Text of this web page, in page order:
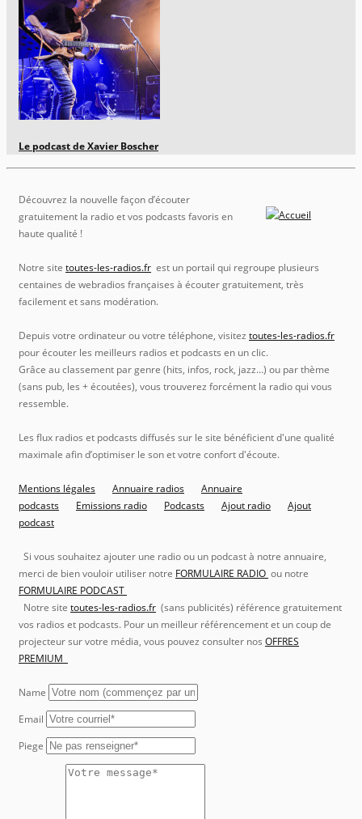
Le podcast de Xavier Boscher
Découvrez la nouvelle façon d’écouter
gratuitement la radio et vos podcasts favoris en
haute qualité !
Notre site toutes-les-radios.fr est un portail qui regroupe plusieurs
centaines de webradios françaises à écouter gratuitement, très
facilement et sans modération.
Depuis votre ordinateur ou votre téléphone, visitez toutes-les-radios.fr
pour écouter les meilleurs radios et podcasts en un clic.
Grâce au classement par genre (hits, infos, rock, jazz…) ou par thème
(sans pub, les + écoutées), vous trouverez forcément la radio qui vous
ressemble.
Les flux radios et podcasts diffusés sur le site bénéficient d'une qualité
maximale afin d’optimiser le son et votre confort d'écoute.
Mentions légales Annuaire radios
Annuaire
podcasts
Emissions radio Podcasts Ajout radio
Ajout
podcast
Si vous souhaitez ajouter une radio ou un podcast à notre annuaire,
merci de bien vouloir utiliser notre FORMULAIRE RADIO ou notre
FORMULAIRE PODCAST
Notre site toutes-les-radios.fr (sans publicités) référence gratuitement
vos radios et podcasts. Pour un meilleur référencement et un coup de
projecteur sur votre média, vous pouvez consulter nos OFFRES
PREMIUM
Name
Email
Piege